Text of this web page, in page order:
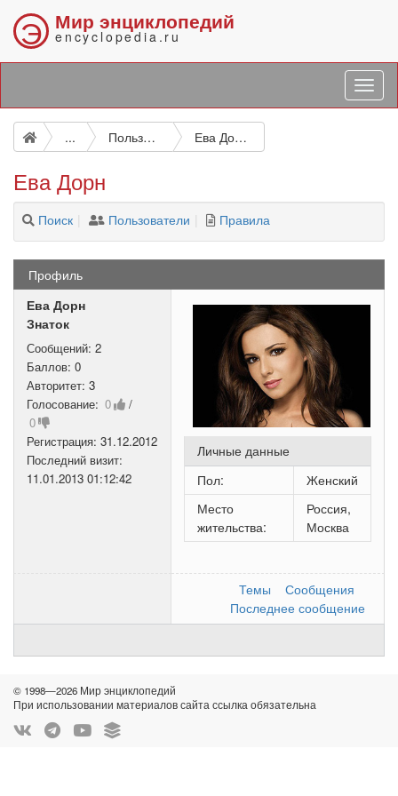
Э Мир энциклопедий
encyclopedia.ru
... Пользователи Ева Дорн
Ева Дорн
Поиск Пользователи Правила
Профиль
Ева Дорн
Знаток
Сообщений: 2
Баллов: 0
Авторитет: 3
Голосование: 0
/
0
Регистрация: 31.12.2012
Последний визит:
11.01.2013 01:12:42
Личные данные
Пол:
Женский
Место
жительства:
Россия,
Москва
Темы
Сообщения
Последнее сообщение
© 1998—2026 Мир энциклопедий
При использовании материалов сайта ссылка обязательна